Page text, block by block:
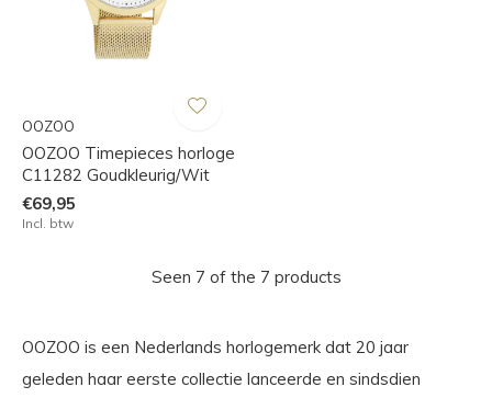
OOZOO
OOZOO Timepieces horloge
C11282 Goudkleurig/Wit
€69,95
Incl. btw
Seen 7 of the 7 products
OOZOO is een Nederlands horlogemerk dat 20 jaar
geleden haar eerste collectie lanceerde en sindsdien